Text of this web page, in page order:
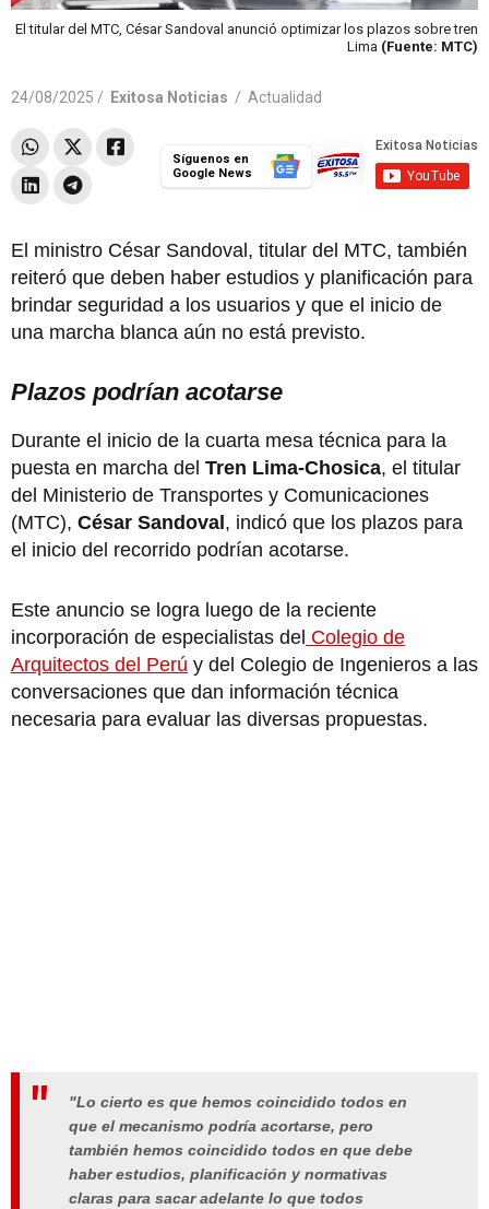
El titular del MTC, César Sandoval anunció optimizar los plazos sobre tren
Lima (Fuente: MTC)
24/08/2025 / Exitosa Noticias / Actualidad
Síguenos en
Google News
El ministro César Sandoval, titular del MTC, también
reiteró que deben haber estudios y planificación para
brindar seguridad a los usuarios y que el inicio de
una marcha blanca aún no está previsto.
Plazos podrían acotarse
Durante el inicio de la cuarta mesa técnica para la
puesta en marcha del Tren Lima-Chosica, el titular
del Ministerio de Transportes y Comunicaciones
(MTC), César Sandoval, indicó que los plazos para
el inicio del recorrido podrían acotarse.
Este anuncio se logra luego de la reciente
incorporación de especialistas del Colegio de
Arquitectos del Perú y del Colegio de Ingenieros a las
conversaciones que dan información técnica
necesaria para evaluar las diversas propuestas.
"Lo cierto es que hemos coincidido todos en
que el mecanismo podría acortarse, pero
también hemos coincidido todos en que debe
haber estudios, planificación y normativas
claras para sacar adelante lo que todos